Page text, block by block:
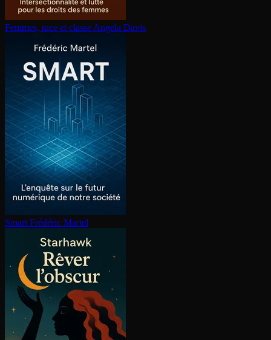
Femmes, race et classe Angela Davis
Smart Frédéric Martel